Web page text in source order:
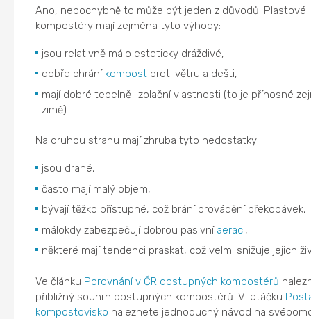
Ano, nepochybně to může být jeden z důvodů. Plastové
kompostéry mají zejména tyto výhody:
jsou relativně málo esteticky dráždivé,
dobře chrání kompostproti větru a dešti,
mají dobré tepelně-izolační vlastnosti (to je přínosné
zimě).
Na druhou stranu mají zhruba tyto nedostatky:
jsou drahé,
často mají malý objem,
bývají těžko přístupné, což brání provádění překopávek,
málokdy zabezpečují dobrou pasivní aeraci,
některé mají tendenci praskat, což velmi snižuje jejich
Ve článku Porovnání v ČR dostupných kompostérů
přibližný souhrn dostupných kompostérů. V letáčku
kompostovisko naleznete jednoduchý návod na